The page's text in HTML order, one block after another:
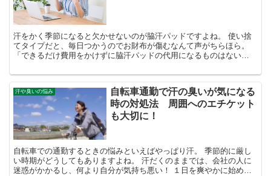
汗をかく季節になると欠かせないのが脇汗パッドですよね。 使い捨
てタイプだと、毎日つかうのでお財布が傷むなんて声がちらほら。
「できるだけ費用をかけずに脇汗パッドの代用になるものはない
汗や臭いの悩み
自転車通勤で汗の臭いが気になる
時の対処法 周囲へのエチケット
も大切に！
自転車での通勤するときの悩みといえばやっぱり汗。 季節的に厳し
い時期がどうしてもありますよね。 汗だくのままでは、会社の人に
迷惑がかかるし、何より自分が気持ち悪い！ １日を爽やかに始める